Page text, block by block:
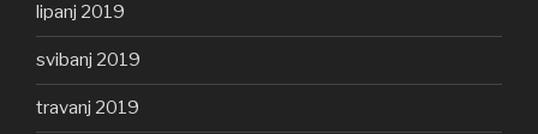
lipanj 2019
svibanj 2019
travanj 2019